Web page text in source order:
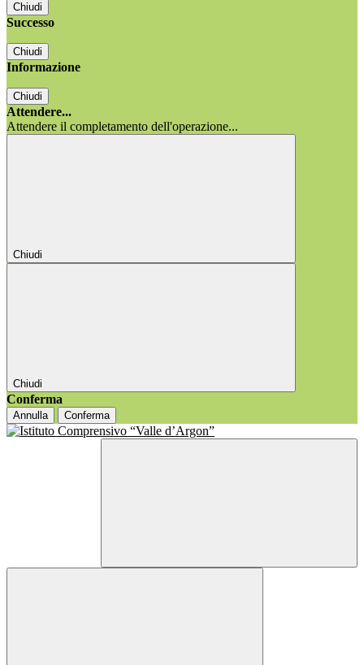
Chiudi
Successo
Chiudi
Informazione
Chiudi
Attendere...
Attendere il completamento dell'operazione...
Chiudi
Chiudi
Conferma
Annulla Conferma